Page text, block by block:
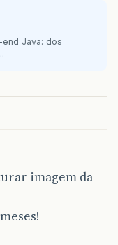
Java: dos
imagem da